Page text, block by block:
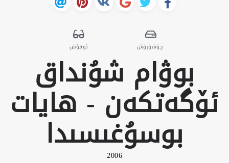
چۈشۈرۈش ئوقۇش
بوۋام شۇنداق
ئۆگەتكەن - ھايات
بوسۇغىسىدا
2006